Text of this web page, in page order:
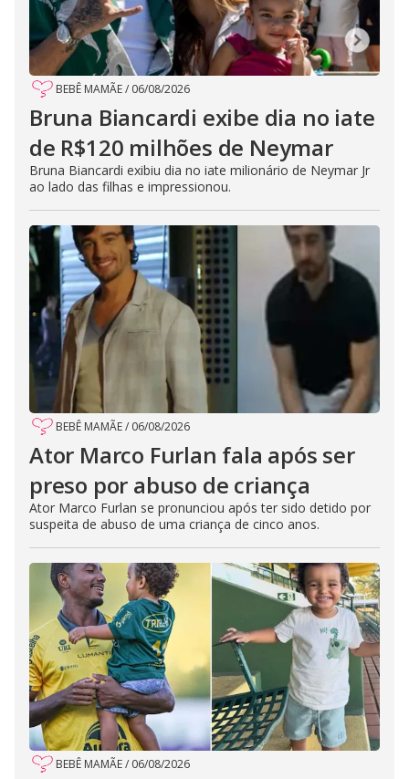
BEBÊ MAMÃE/ 06/08/2026
Bruna Biancardi exibe dia no iate
de R$120 milhões de Neymar
Bruna Biancardi exibiu dia no iate milionário de Neymar Jr
ao lado das filhas e impressionou.
BEBÊ MAMÃE/ 06/08/2026
Ator Marco Furlan fala após ser
preso por abuso de criança
Ator Marco Furlan se pronunciou após ter sido detido por
suspeita de abuso de uma criança de cinco anos.
BEBÊ MAMÃE/ 06/08/2026